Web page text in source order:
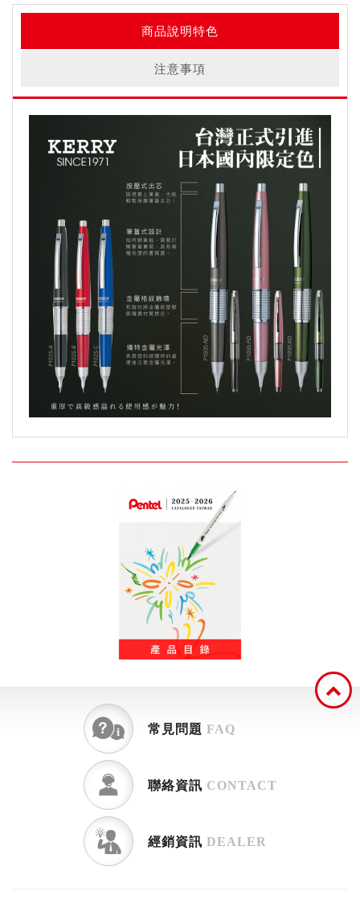
商品說明特色
注意事項
常見問題 FAQ
聯絡資訊 CONTACT
經銷資訊 DEALER